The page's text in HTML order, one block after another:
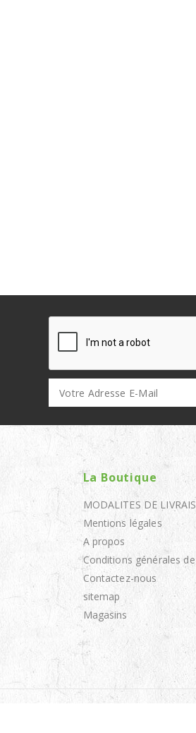
La Boutique
MODALITES DE
Mentions légales
A propos
Conditions générales
Contactez-nous
sitemap
Magasins